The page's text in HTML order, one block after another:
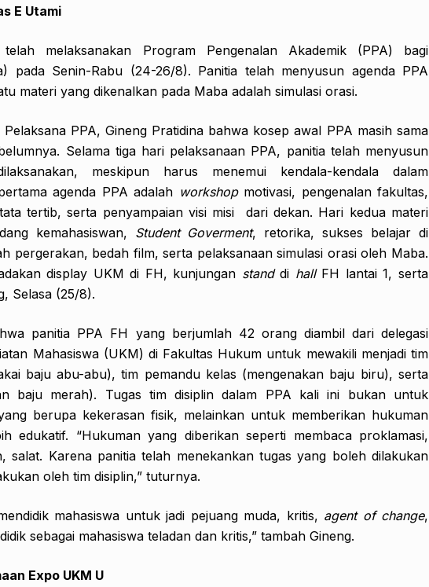
E Utami
melaksanakan Program Pengenalan Akademik (PPA) bagi
pada Senin-Rabu (24-26/8). Panitia telah menyusun agenda PPA
materi yang dikenalkan pada Maba adalah simulasi orasi.
PPA, Gineng Pratidina bahwa kosep awal PPA masih sama
Selama tiga hari pelaksanaan PPA, panitia telah menyusun
meskipun harus menemui kendala-kendala dalam
agenda PPA adalah workshopmotivasi, pengenalan fakultas,
tertib, serta penyampaian visi misi dari dekan. Hari kedua materi
kemahasiswan, Student Goverment, retorika, sukses belajar di
pergerakan, bedah film, serta pelaksanaan simulasi orasi oleh Maba.
display UKM di FH, kunjungan standdi hallFH lantai 1, serta
Selasa (25/8).
panitia PPA FH yang berjumlah 42 orang diambil dari delegasi
Mahasiswa (UKM) di Fakultas Hukum untuk mewakili menjadi tim
baju abu-abu), tim pemandu kelas (mengenakan baju biru), serta
baju merah). Tugas tim disiplin dalam PPA kali ini bukan untuk
berupa kekerasan fisik, melainkan untuk memberikan hukuman
edukatif. “Hukuman yang diberikan seperti membaca proklamasi,
salat. Karena panitia telah menekankan tugas yang boleh dilakukan
oleh tim disiplin,” tuturnya.
mahasiswa untuk jadi pejuang muda, kritis, agent of change,
sebagai mahasiswa teladan dan kritis,” tambah Gineng.
Expo UKM U